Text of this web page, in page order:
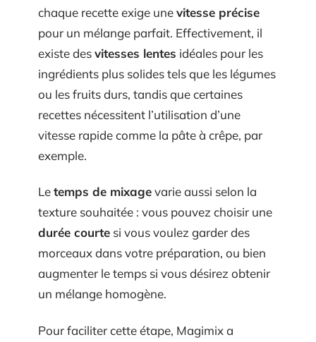
chaque recette exige unevitesse précise
pour un mélange parfait. Effectivement, il
existe desvitesses lentes idéales pour les
ingrédients plus solides tels que les légumes
ou les fruits durs, tandis que certaines
recettes nécessitent l’utilisation d’une
vitesse rapide comme la pâte à crêpe, par
exemple.
Letemps de mixagevarie aussi selon la
texture souhaitée : vous pouvez choisir une
durée courte si vous voulez garder des
morceaux dans votre préparation, ou bien
augmenter le temps si vous désirez obtenir
un mélange homogène.
Pour faciliter cette étape, Magimix a